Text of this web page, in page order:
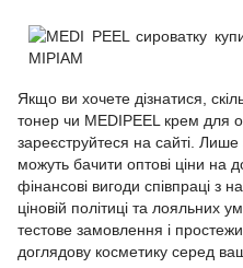
Якщо ви хочете дізнатися,
тонер чи MEDIPEEL крем для
зареєструйтеся на сайті. Лише
можуть бачити оптові ціни на
фінансові вигоди співпраці з
ціновій політиці та лояльних
тестове замовлення і
доглядову косметику серед